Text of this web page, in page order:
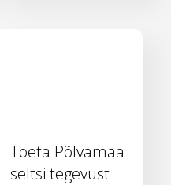
Toeta Põlvamaa
seltsi tegevust